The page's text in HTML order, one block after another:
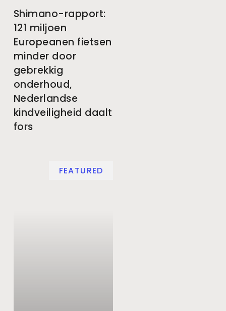
Shimano-rapport:
121 miljoen
Europeanen fietsen
minder door
gebrekkig
onderhoud,
Nederlandse
kindveiligheid daalt
fors
FEATURED